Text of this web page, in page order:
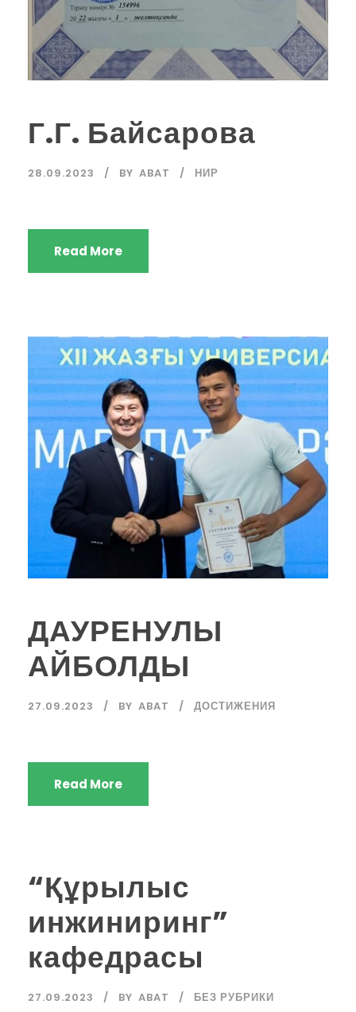
Г.Г. Байсарова
28.09.2023 BY ABAT НИР
Read More
ДАУРЕНУЛЫ
АЙБОЛДЫ
27.09.2023 BY ABAT ДОСТИЖЕНИЯ
Read More
“Құрылыс
инжиниринг”
кафедрасы
27.09.2023 BY ABAT БЕЗ РУБРИКИ